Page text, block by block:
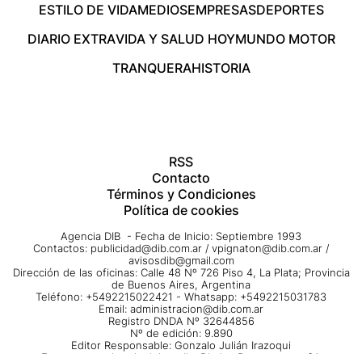
ESTILO DE VIDAMEDIOSEMPRESASDEPORTES
DIARIO EXTRAVIDA Y SALUD HOYMUNDO MOTOR
TRANQUERAHISTORIA
RSS
Contacto
Términos y Condiciones
Política de cookies
Agencia DIB - Fecha de Inicio: Septiembre 1993
Contactos: publicidad@dib.com.ar / vpignaton@dib.com.ar /
avisosdib@gmail.com
Dirección de las oficinas: Calle 48 Nº 726 Piso 4, La Plata; Provincia
de Buenos Aires, Argentina
Teléfono: +5492215022421 - Whatsapp: +5492215031783
Email: administracion@dib.com.ar
Registro DNDA Nº 32644856
Nº de edición: 9.890
Editor Responsable: Gonzalo Julián Irazoqui